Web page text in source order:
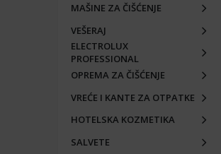
MAŠINE ZA ČIŠĆENJE
VEŠERAJ
ELECTROLUX
PROFESSIONAL
OPREMA ZA ČIŠĆENJE
VREĆE I KANTE ZA OTPATKE
HOTELSKA KOZMETIKA
SALVETE